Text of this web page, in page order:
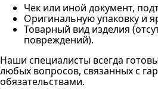
Чек или иной документ,
Оригинальную упаковку и
Товарный вид изделия
повреждений).
Наши специалисты всегда
любых вопросов, связанных с
обязательствами.